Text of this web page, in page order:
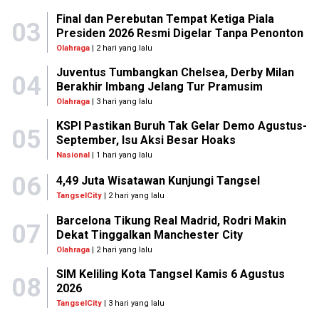
03
Final dan Perebutan Tempat Ketiga Piala
Presiden 2026 Resmi Digelar Tanpa Penonton
Olahraga| 2 hari yang lalu
04
Juventus Tumbangkan Chelsea, Derby Milan
Berakhir Imbang Jelang Tur Pramusim
Olahraga| 3 hari yang lalu
05
KSPI Pastikan Buruh Tak Gelar Demo Agustus-
September, Isu Aksi Besar Hoaks
Nasional| 1 hari yang lalu
06 4,49 Juta Wisatawan Kunjungi Tangsel
TangselCity | 2 hari yang lalu
07
Barcelona Tikung Real Madrid, Rodri Makin
Dekat Tinggalkan Manchester City
Olahraga| 2 hari yang lalu
08
SIM Keliling Kota Tangsel Kamis 6 Agustus
2026
TangselCity| 3 hari yang lalu